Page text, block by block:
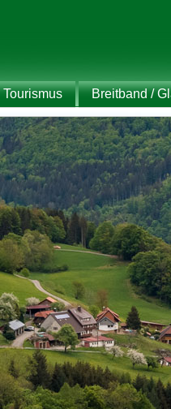
Tourismus Breitband /